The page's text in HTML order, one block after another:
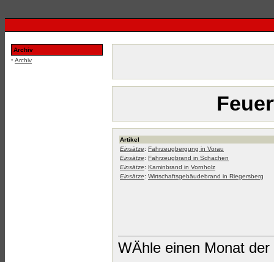
Archiv
· Archiv
Artikel
Einsätze: Fahrzeugbergung in Vorau
Einsätze: Fahrzeugbrand in Schachen
Einsätze: Kaminbrand in Vornholz
Einsätze: Wirtschaftsgebäudebrand in Riegersberg
WÄhle einen Monat